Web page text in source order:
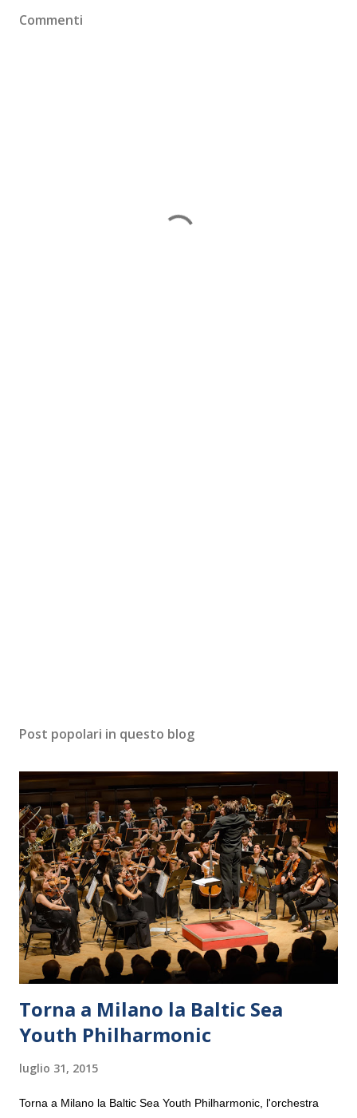
Commenti
Post popolari in questo blog
Torna a Milano la Baltic Sea
Youth Philharmonic
luglio 31, 2015
Torna a Milano la Baltic Sea Youth Philharmonic, l'orchestra